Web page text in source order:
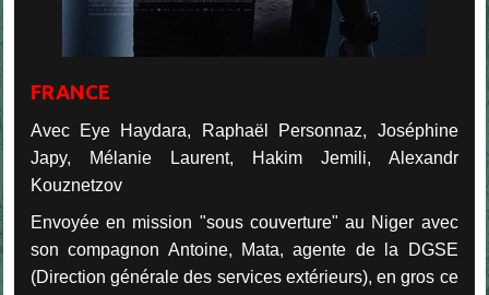
FRANCE
Avec Eye Haydara, Raphaël Personnaz, Joséphine
Japy, Mélanie Laurent, Hakim Jemili, Alexandr
Kouznetzov
Envoyée en mission "sous couverture" au Niger avec
son compagnon Antoine, Mata, agente de la DGSE
(Direction générale des services extérieurs), en gros ce